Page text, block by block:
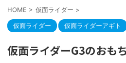
HOME > 仮面ライダー >
仮面ライダー 仮面ライダーアギト
仮面ライダーG3のおも